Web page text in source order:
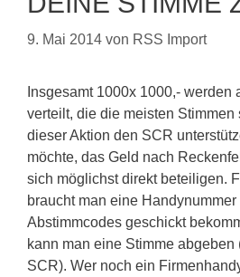
9. Mai 2014 von RSS Import
Insgesamt 1000x 1000,- werden
verteilt, die die meisten Stimmen
dieser Aktion den SCR
möchte, das Geld nach
sich möglichst direkt beteiligen.
braucht man eine
Abstimmcodes geschickt
kann man eine Stimme abgeben
SCR). Wer noch ein